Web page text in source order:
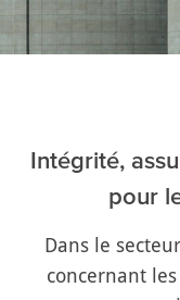
Intégrité,
pour
Dans le
concernant